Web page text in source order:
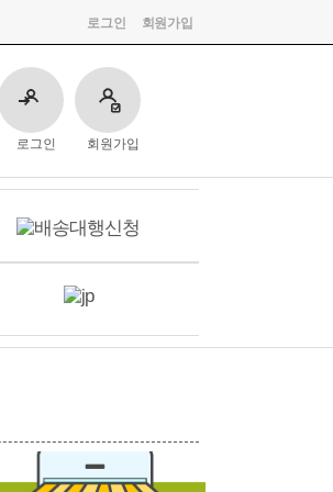
로그인 회원가입
로그인 회원가입